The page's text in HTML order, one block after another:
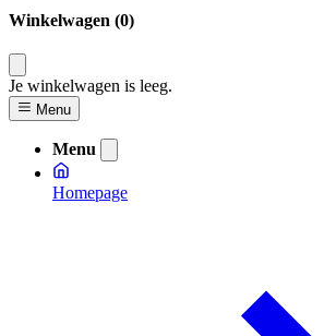
Winkelwagen (0)
Je winkelwagen is leeg.
Menu
Menu
Homepage